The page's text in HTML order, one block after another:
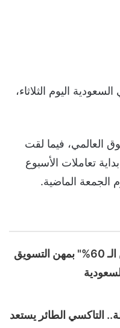
اليوم الثلاثاء،
العالمي، فيما لقت
تعاملات الأسبوع
الماضية.
تفاصيل "توطين الـ 60%" بمهن التسويق
التاكسي الطائر يستعد